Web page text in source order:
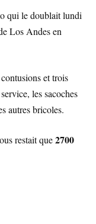
qui le doublait lundi
Los Andes en
et trois
les sacoches
autres bricoles.
restait que2700